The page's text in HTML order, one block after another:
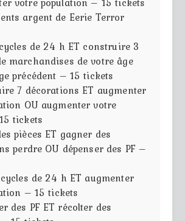
argent de Eerie Terror
de 24 h ET construire 3
marchandises de votre âge
précédent – 15 tickets
7 décorations ET augmenter
OU augmenter votre
tickets
pièces ET gagner des
perdre OU dépenser des PF –
de 24 h ET augmenter
– 15 tickets
des PF ET récolter des